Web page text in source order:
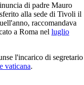
di padre Mauro
alla sede di Tivoli il
raccomandava
a Roma nel luglio
l'incarico di segretario
vaticana.